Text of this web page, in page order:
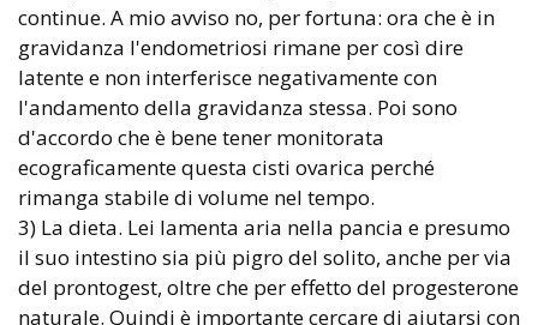
continue. A mio avviso no, per fortuna: ora che è in
gravidanza l'endometriosi rimane per così dire
latente e non interferisce negativamente con
l'andamento della gravidanza stessa. Poi sono
d'accordo che è bene tener monitorata
ecograficamente questa cisti ovarica perché
rimanga stabile di volume nel tempo.
3) La dieta. Lei lamenta aria nella pancia e presumo
il suo intestino sia più pigro del solito, anche per via
del prontogest, oltre che per effetto del progesterone
naturale. Quindi è importante cercare di aiutarsi con